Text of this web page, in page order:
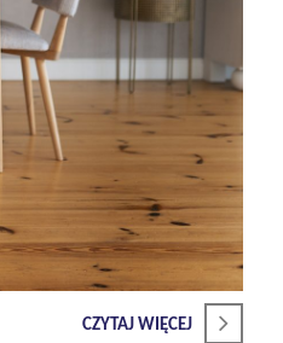
CZYTAJ WIĘCEJ